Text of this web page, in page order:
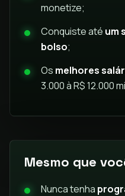
monetize;
Conquiste até um
bolso;
Os melhores
3.000 à R$ 12.000
Mesmo que
Nunca tenha